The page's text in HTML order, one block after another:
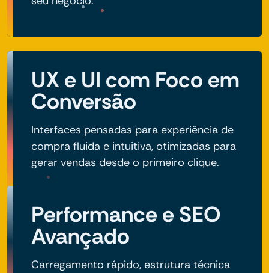
UX e UI com Foco em
Conversão
Interfaces pensadas para experiência de
compra fluida e intuitiva, otimizadas para
gerar vendas desde o primeiro clique.
Performance e SEO
Avançado
Carregamento rápido, estrutura técnica